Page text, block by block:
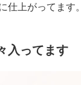
仕上がってます。
入ってます